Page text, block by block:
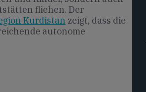
fliehen. Der
Kurdistan zeigt, dass die
autonome